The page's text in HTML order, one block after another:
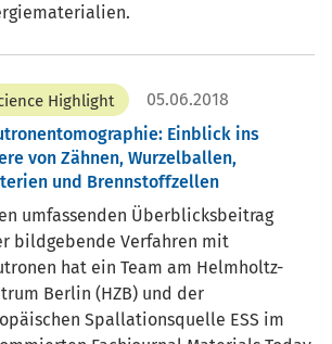
Highlight
05.06.2018
Einblick ins
von Zähnen, Wurzelballen,
und Brennstoffzellen
umfassenden Überblicksbeitrag
bildgebende Verfahren mit
hat ein Team am Helmholtz-
Berlin (HZB) und der
Spallationsquelle ESS im